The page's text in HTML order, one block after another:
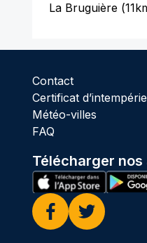
La Bruguière(
Contact
Certificat d’intempérie
Météo-villes
FAQ
Télécharger
Facebook
Twitter